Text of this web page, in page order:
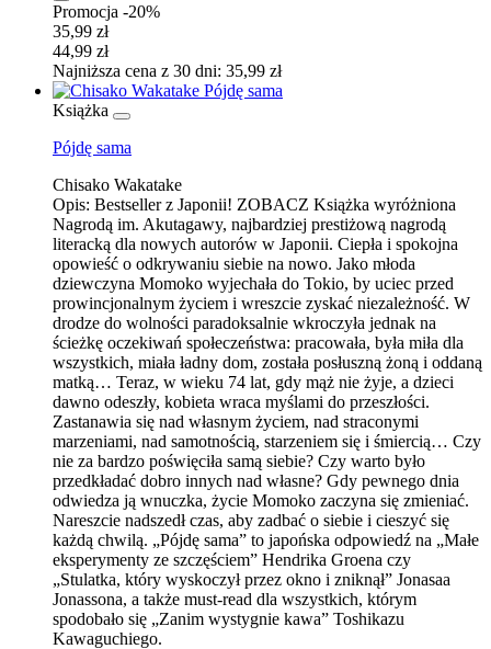
Promocja -20%
35,99 zł
44,99 zł
Najniższa cena z 30 dni: 35,99 zł
Książka
Pójdę sama
Chisako Wakatake
Opis: Bestseller z Japonii! ZOBACZ Książka wyróżniona
Nagrodą im. Akutagawy, najbardziej prestiżową nagrodą
literacką dla nowych autorów w Japonii. Ciepła i spokojna
opowieść o odkrywaniu siebie na nowo. Jako młoda
dziewczyna Momoko wyjechała do Tokio, by uciec przed
prowincjonalnym życiem i wreszcie zyskać niezależność. W
drodze do wolności paradoksalnie wkroczyła jednak na
ścieżkę oczekiwań społeczeństwa: pracowała, była miła dla
wszystkich, miała ładny dom, została posłuszną żoną i oddaną
matką… Teraz, w wieku 74 lat, gdy mąż nie żyje, a dzieci
dawno odeszły, kobieta wraca myślami do przeszłości.
Zastanawia się nad własnym życiem, nad straconymi
marzeniami, nad samotnością, starzeniem się i śmiercią… Czy
nie za bardzo poświęciła samą siebie? Czy warto było
przedkładać dobro innych nad własne? Gdy pewnego dnia
odwiedza ją wnuczka, życie Momoko zaczyna się zmieniać.
Nareszcie nadszedł czas, aby zadbać o siebie i cieszyć się
każdą chwilą. „Pójdę sama” to japońska odpowiedź na „Małe
eksperymenty ze szczęściem” Hendrika Groena czy
„Stulatka, który wyskoczył przez okno i zniknął” Jonasaa
Jonassona, a także must-read dla wszystkich, którym
spodobało się „Zanim wystygnie kawa” Toshikazu
Kawaguchiego.